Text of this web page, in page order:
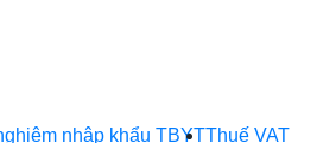
nhập khẩu TBYTThuế VAT